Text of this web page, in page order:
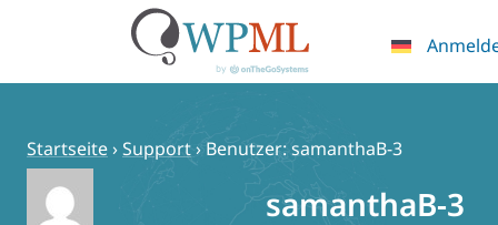
springen
Startseite›Support› Benutzer: samanthaB-3
samanthaB-3